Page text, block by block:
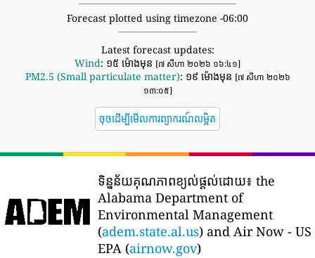
Forecast plotted using timezone -06:00
Latest forecast updates:
Wind: ១៥ ម៉ោងមុន [៧ សីហា ២០២៦ ១៦:៤១]
PM2.5 (Small particulate matter): ១៩ ម៉ោងមុន [៧ សីហា ២០២៦
១៣:០៥]
ចុចដើម្បីមើលការព្យាករណ៍លម្អិត
ទិន្នន័យគុណភាពខ្យល់ផ្តល់ដោយ៖ the
Alabama Department of
Environmental Management
(adem.state.al.us) and Air Now - US
EPA (airnow.gov)